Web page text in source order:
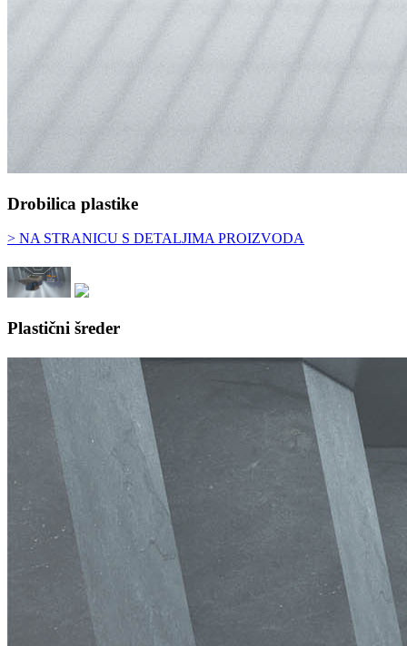
Drobilica plastike
> NA STRANICU S DETALJIMA PROIZVODA
Plastični šreder